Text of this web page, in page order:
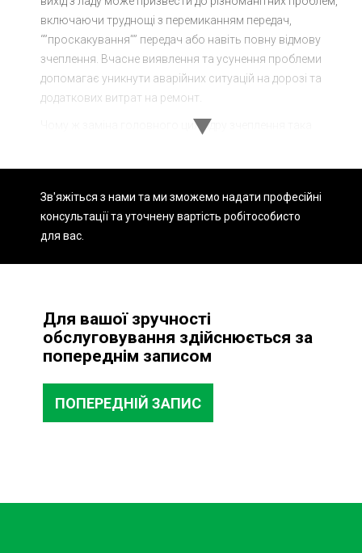
Зв'яжіться з нами та ми зможемо надати професійні
консультації та уточнену вартість робітособисто
для вас.
включаючи труднощі з перемиканням передач,
“”проскакування”” передач або навіть повну відмову
зчеплення. Вчасне виявлення та усунення проблеми
допомагає уникнути аварійних ситуацій на дорозі та
додаткових витрат на ремонт.
Чому ж заміна головного циліндру зчеплення така
інші незвичні симптоми, варто негайно звернутися до
професіоналів. Несправний головний циліндр зчеплення
може призвести до неочікуваних зупинок автомобіля,
зчеплення позитивно впливає на стан інших
компонентів зчеплення. У уникнення дорогого ремонту
та заміни інших деталей, які можуть бути пошкоджені
через неправильно функціонуючий головний циліндр
зчеплення, важливо змінювати його при перших
ознаках несправності.
зчеплення
Для вашої зручності
обслуговування здійснюється за
попереднім записом
ПОПЕРЕДНІЙ ЗАПИС